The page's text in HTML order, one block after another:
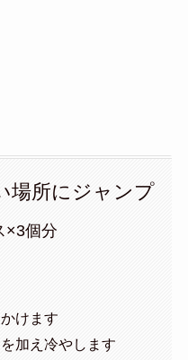
場所にジャンプ
×3個分
けます
加え冷やします